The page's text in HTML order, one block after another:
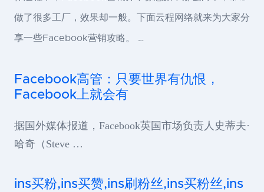
做了很多工厂，效果却一般。下面云程网络就来为大家分
享一些Facebook营销攻略。 …
Facebook高管：只要世界有仇恨，
Facebook上就会有
据国外媒体报道，Facebook英国市场负责人史蒂夫·
哈奇（Steve …
ins买粉,ins买赞,ins刷粉丝,ins买粉丝,ins